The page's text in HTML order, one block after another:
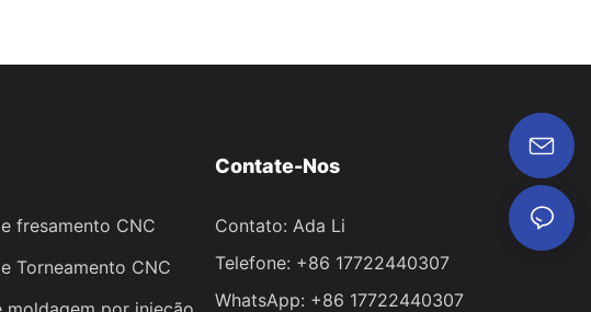
fresamento CNC
Torneamento CNC
Contate-Nos
Contato: Ada Li
Telefone: +86 17722440307
WhatsApp: +86 17722440307